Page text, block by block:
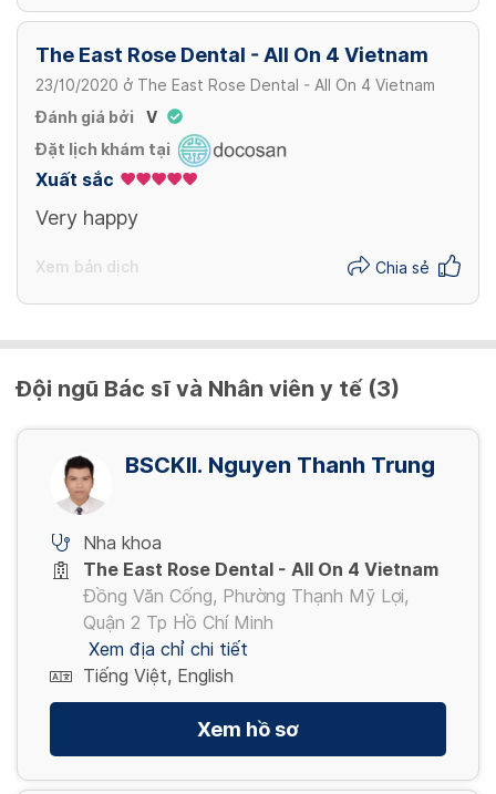
The East Rose Dental - All On 4 Vietnam
23/10/2020 ở The East Rose Dental - All On 4 Vietnam
Đánh giá bởi
V
Đặt lịch khám tại
Xuất sắc
Very happy
Xem bản dịch Chia sẻ
Đội ngũ Bác sĩ và Nhân viên y tế (3)
BSCKII. Nguyen Thanh Trung
Nha khoa
The East Rose Dental - All On 4 Vietnam
Đồng Văn Cống, Phường Thạnh Mỹ Lợi,
Quận 2 Tp Hồ Chí Minh
Xem địa chỉ chi tiết
Tiếng Việt, English
Xem hồ sơ